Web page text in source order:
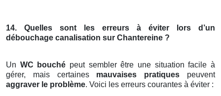
14. Quelles sont les erreurs à éviter lors d’un
débouchage canalisation sur Chantereine ?
Un WC bouché peut sembler être une situation facile à
gérer, mais certaines mauvaises pratiques peuvent
aggraver le problème. Voici les erreurs courantes à éviter :